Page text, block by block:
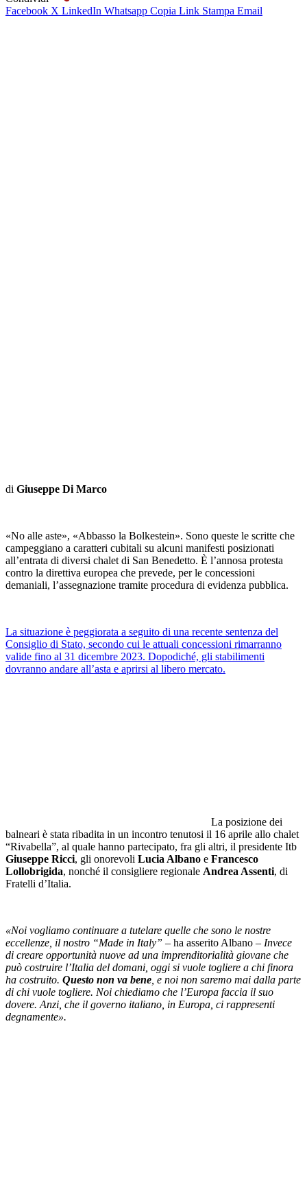
Facebook X LinkedIn Whatsapp Copia Link Stampa Email
di Giuseppe Di Marco
«No alle aste», «Abbasso la Bolkestein». Sono queste le scritte che
campeggiano a caratteri cubitali su alcuni manifesti posizionati
all’entrata di diversi chalet di San Benedetto. È l’annosa protesta
contro la direttiva europea che prevede, per le concessioni
demaniali, l’assegnazione tramite procedura di evidenza pubblica.
La situazione è peggiorata a seguito di una recente sentenza del
Consiglio di Stato, secondo cui le attuali concessioni rimarranno
valide fino al 31 dicembre 2023. Dopodiché, gli stabilimenti
dovranno andare all’asta e aprirsi al libero mercato.
La posizione dei
balneari è stata ribadita in un incontro tenutosi il 16 aprile allo chalet
“Rivabella”, al quale hanno partecipato, fra gli altri, il presidente Itb
Giuseppe Ricci, gli onorevoli Lucia Albano e Francesco
Lollobrigida, nonché il consigliere regionale Andrea Assenti, di
Fratelli d’Italia.
«Noi vogliamo continuare a tutelare quelle che sono le nostre
eccellenze, il nostro “Made in Italy” – ha asserito Albano – Invece
di creare opportunità nuove ad una imprenditorialità giovane che
può costruire l’Italia del domani, oggi si vuole togliere a chi finora
ha costruito. Questo non va bene , e noi non saremo mai dalla parte
di chi vuole togliere. Noi chiediamo che l’Europa faccia il suo
dovere. Anzi, che il governo italiano, in Europa, ci rappresenti
degnamente».